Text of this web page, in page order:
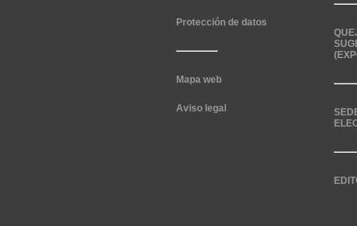
Protección de datos
Mapa web
Aviso legal